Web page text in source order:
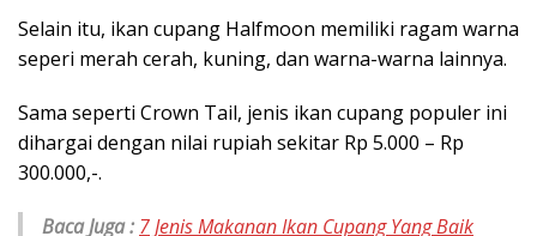
Selain itu, ikan cupang Halfmoon memiliki ragam warna
seperi merah cerah, kuning, dan warna-warna lainnya.
Sama seperti Crown Tail, jenis ikan cupang populer ini
dihargai dengan nilai rupiah sekitar Rp 5.000 – Rp
300.000,-.
Baca Juga : 7 Jenis Makanan Ikan Cupang Yang Baik